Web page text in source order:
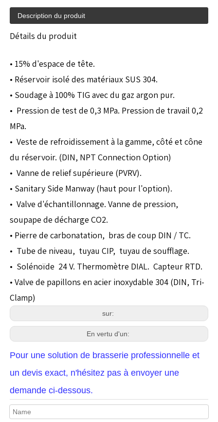
Description du produit
Détails du produit
• 15% d'espace de tête.
• Réservoir isolé des matériaux SUS 304.
• Soudage à 100% TIG avec du gaz argon pur.
• Pression de test de 0,3 MPa. Pression de travail 0,2
MPa.
• Veste de refroidissement à la gamme, côté et cône
du réservoir. (DIN, NPT Connection Option)
• Vanne de relief supérieure (PVRV).
• Sanitary Side Manway (haut pour l'option).
• Valve d'échantillonnage. Vanne de pression,
soupape de décharge CO2.
• Pierre de carbonatation, bras de coup DIN / TC.
• Tube de niveau, tuyau CIP, tuyau de soufflage.
• Solénoïde 24 V. Thermomètre DIAL. Capteur RTD.
• Valve de papillons en acier inoxydable 304 (DIN, Tri-
Clamp)
sur:
En vertu d'un:
Pour une solution de brasserie professionnelle et
un devis exact, n'hésitez pas à envoyer une
demande ci-dessous.